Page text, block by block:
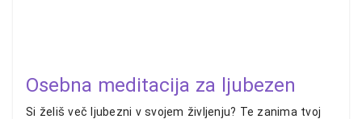
Osebna meditacija za ljubezen
Si želiš več ljubezni v svojem življenju? Te zanima tvoj